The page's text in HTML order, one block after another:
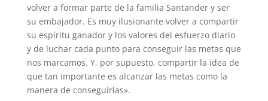
volver a formar parte de la familia Santander y ser
su embajador. Es muy ilusionante volver a compartir
su espíritu ganador y los valores del esfuerzo diario
y de luchar cada punto para conseguir las metas que
nos marcamos. Y, por supuesto, compartir la idea de
que tan importante es alcanzar las metas como la
manera de conseguirlas».